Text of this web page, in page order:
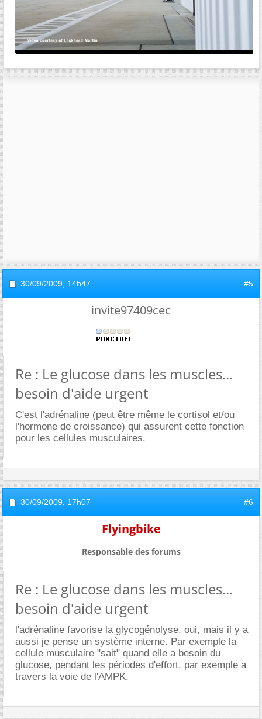
30/09/2009, 14h47 #5
invite97409cec
Re : Le glucose dans les muscles...
besoin d'aide urgent
C'est l'adrénaline (peut être même le cortisol et/ou
l'hormone de croissance) qui assurent cette fonction
pour les cellules musculaires.
30/09/2009, 17h07 #6
Flyingbike
Responsable des forums
Re : Le glucose dans les muscles...
besoin d'aide urgent
l'adrénaline favorise la glycogénolyse, oui, mais il y a
aussi je pense un système interne. Par exemple la
cellule musculaire "sait" quand elle a besoin du
glucose, pendant les périodes d'effort, par exemple a
travers la voie de l'AMPK.